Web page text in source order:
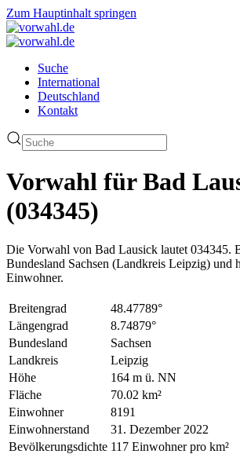
Zum Hauptinhalt springen
Suche
International
Deutschland
Kontakt
Vorwahl für Bad
(034345)
Die Vorwahl von Bad Lausick lautet 034345.
Bundesland Sachsen (Landkreis Leipzig) und
Einwohner.
Breitengrad
48.47789°
Längengrad
8.74879°
Bundesland
Sachsen
Landkreis
Leipzig
Höhe
164 m ü. NN
Fläche
70.02 km²
Einwohner
8191
Einwohnerstand
31. Dezember 2022
Bevölkerungsdichte 117 Einwohner pro km²